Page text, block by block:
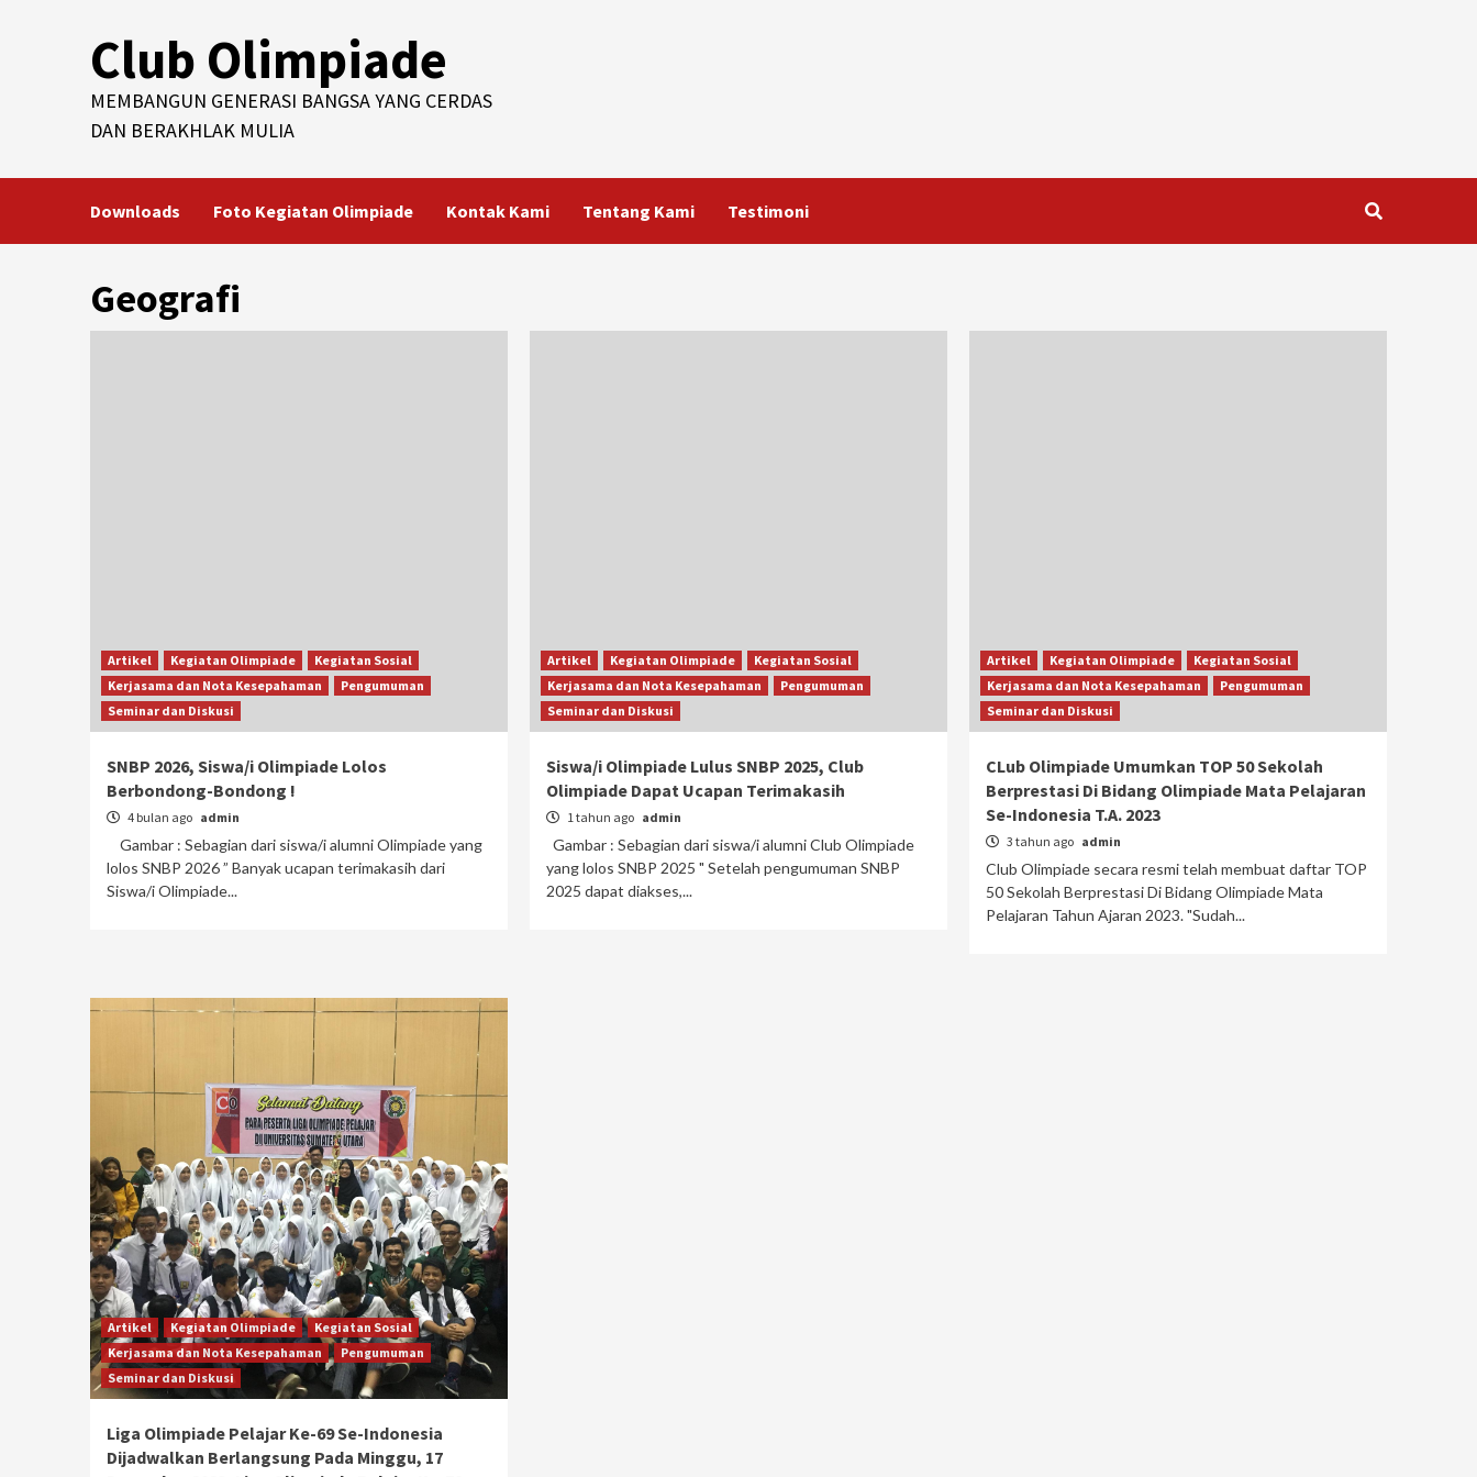
Club Olimpiade
MEMBANGUN GENERASI BANGSA YANG CERDAS
DAN BERAKHLAK MULIA
Downloads Foto Kegiatan Olimpiade Kontak Kami Tentang Kami Testimoni
Geografi
Artikel Kegiatan Olimpiade
Kegiatan Sosial
Kerjasama dan Nota Kesepahaman
Pengumuman
Seminar dan Diskusi
SNBP 2026, Siswa/i Olimpiade Lolos
Berbondong-Bondong !
4 bulan ago admin
Gambar : Sebagian dari siswa/i alumni Olimpiade yang
lolos SNBP 2026 ” Banyak ucapan terimakasih dari
Siswa/i Olimpiade...
Artikel Kegiatan Olimpiade
Kegiatan Sosial
Kerjasama dan Nota Kesepahaman
Pengumuman
Seminar dan Diskusi
Siswa/i Olimpiade Lulus SNBP 2025, Club
Olimpiade Dapat Ucapan Terimakasih
1 tahun ago admin
Gambar : Sebagian dari siswa/i alumni Club Olimpiade
yang lolos SNBP 2025 " Setelah pengumuman SNBP
2025 dapat diakses,...
Artikel Kegiatan Olimpiade
Kegiatan Sosial
Kerjasama dan Nota Kesepahaman
Pengumuman
Seminar dan Diskusi
CLub Olimpiade Umumkan TOP 50 Sekolah
Berprestasi Di Bidang Olimpiade Mata Pelajaran
Se-Indonesia T.A. 2023
3 tahun ago admin
Club Olimpiade secara resmi telah membuat daftar TOP
50 Sekolah Berprestasi Di Bidang Olimpiade Mata
Pelajaran Tahun Ajaran 2023. "Sudah...
Artikel Kegiatan Olimpiade
Kegiatan Sosial
Kerjasama dan Nota Kesepahaman
Pengumuman
Seminar dan Diskusi
Liga Olimpiade Pelajar Ke-69 Se-Indonesia
Dijadwalkan Berlangsung Pada Minggu, 17